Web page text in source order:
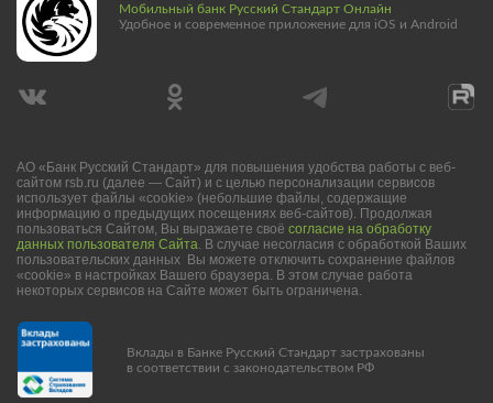
Мобильный банк Русский Стандарт Онлайн
Удобное и современное приложение для iOS и Android
АО «Банк Русский Стандарт» для повышения удобства работы с веб-
сайтом rsb.ru (далее — Сайт) и с целью персонализации сервисов
использует файлы «cookie» (небольшие файлы, содержащие
информацию о предыдущих посещениях веб-сайтов). Продолжая
пользоваться Сайтом, Вы выражаете своё согласие на обработку
данных пользователя Сайта. В случае несогласия с обработкой Ваших
пользовательских данных Вы можете отключить сохранение файлов
«cookie» в настройках Вашего браузера. В этом случае работа
некоторых сервисов на Сайте может быть ограничена.
Вклады в Банке Русский Стандарт застрахованы
в соответствии с законодательством РФ